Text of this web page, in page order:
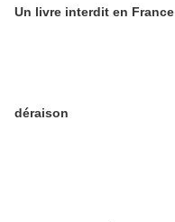
Un livre interdit en France
déraison